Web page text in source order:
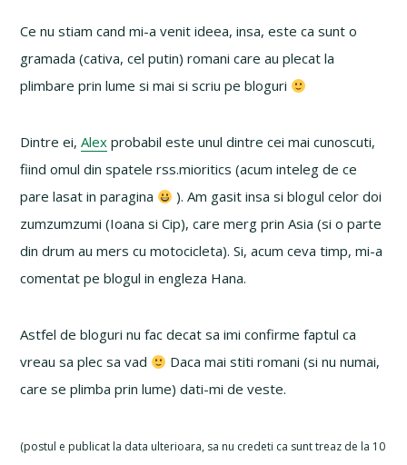
Ce nu stiam cand mi-a venit ideea, insa, este ca sunt o
gramada (cativa, cel putin) romani care au plecat la
plimbare prin lume si mai si scriu pe bloguri
Dintre ei,Alex probabil este unul dintre cei mai cunoscuti,
fiind omul din spatele rss.mioritics (acum inteleg de ce
pare lasat in paragina
). Am gasit insa si blogul celor doi
zumzumzumi (Ioana si Cip), care merg prin Asia (si o parte
din drum au mers cu motocicleta). Si, acum ceva timp, mi-a
comentat pe blogul in engleza Hana.
Astfel de bloguri nu fac decat sa imi confirme faptul ca
vreau sa plec sa vad
Daca mai stiti romani (si nu numai,
care se plimba prin lume) dati-mi de veste.
(postul e publicat la data ulterioara, sa nu credeti ca sunt treaz de la 10